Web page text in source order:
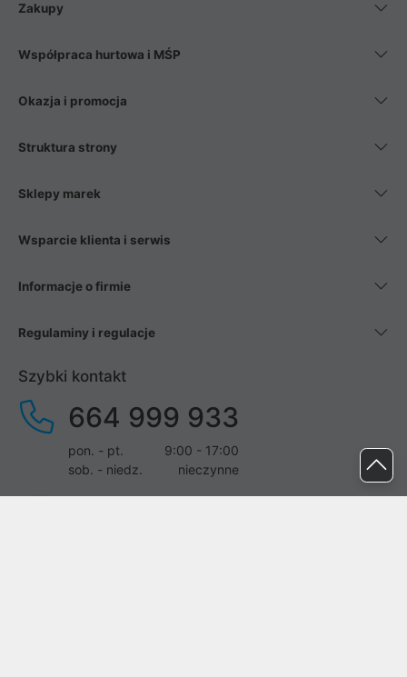
Zakupy
Współpraca hurtowa i MŚP
Okazja i promocja
Struktura strony
Sklepy marek
Wsparcie klienta i serwis
Informacje o firmie
Regulaminy i regulacje
Szybki kontakt
664 999 933
pon. - pt.
9:00 - 17:00
sob. - niedz.
nieczynne